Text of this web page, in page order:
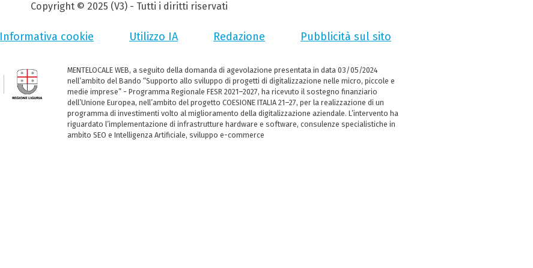
Copyright © 2025 (V3) - Tutti i diritti riservati
Informativa cookie Utilizzo IA Redazione Pubblicità sul sito
MENTELOCALE WEB, a seguito della domanda di agevolazione presentata in data 03/05/2024
nell’ambito del Bando “Supporto allo sviluppo di progetti di digitalizzazione nelle micro, piccole e
medie imprese” - Programma Regionale FESR 2021–2027, ha ricevuto il sostegno finanziario
dell’Unione Europea, nell’ambito del progetto COESIONE ITALIA 21–27, per la realizzazione di un
programma di investimenti volto al miglioramento della digitalizzazione aziendale. L’intervento ha
riguardato l’implementazione di infrastrutture hardware e software, consulenze specialistiche in
ambito SEO e Intelligenza Artificiale, sviluppo e-commerce